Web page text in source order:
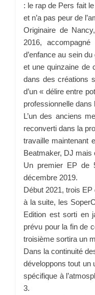
: le rap de Pers fait
et n’a pas peur de
Originaire de
2016,
d’enfance au sein
et une quinzaine de
dans des créations
d’un « délire entre
professionnelle dans
L’un des anciens
reconverti dans la
travaille maintenant
Beatmaker, DJ mais
Un premier EP de
décembre 2019.
Début 2021, trois
à la suite, les
Edition est sorti en
prévu pour la fin de
troisième sortira un
Dans la continuité
développons tout un
spécifique à
3.